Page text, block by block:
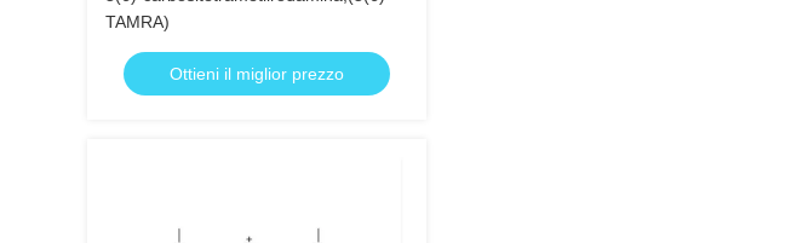
TAMRA)
Ottieni il miglior prezzo